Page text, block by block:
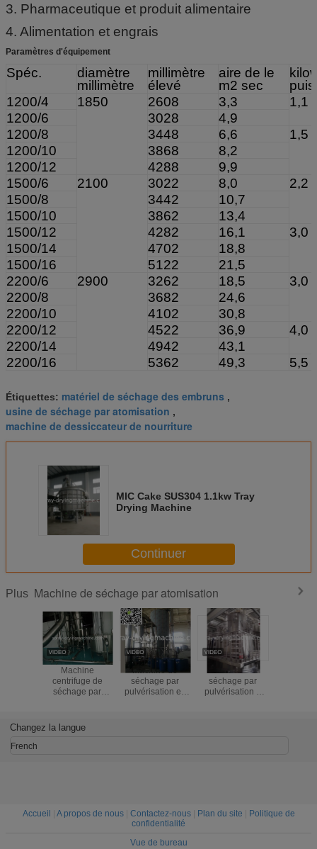
3. Pharmaceutique et produit alimentaire
4. Alimentation et engrais
Paramètres d'équipement
Spéc.
diamètre
millimètre
millimètre
élevé
aire de le
m2 sec
1200/4
1850 2608 3,3
1,1
1200/6
3028
4,9
1200/8
3448 6,6
1,5
1200/10
3868
8,2
1200/12
4288
9,9
1500/6
2100 3022 8,0
2,2
1500/8
3442
10,7
1500/10
3862
13,4
1500/12
4282 16,1
3,0
1500/14
4702
18,8
1500/16
5122
21,5
2200/6
2900 3262 18,5
3,0
2200/8
3682
24,6
2200/10
4102
30,8
2200/12
4522 36,9
4,0
2200/14
4942
43,1
2200/16
5362 49,3 5,5
Étiquettes: matériel de séchage des embruns ,
usine de séchage par atomisation ,
machine de dessiccateur de nourriture
MIC Cake SUS304 1.1kw Tray
Drying Machine
Continuer
Plus Machine de séchage par atomisation
Machine
centrifuge de
séchage par
Machine de
séchage par
pulvérisation en
Machine de
séchage par
pulvérisation à
Changez la langue
French
Accueil A propos de nous| Contactez-nous| Plan du site
Politique de
confidentialité
Vue de bureau